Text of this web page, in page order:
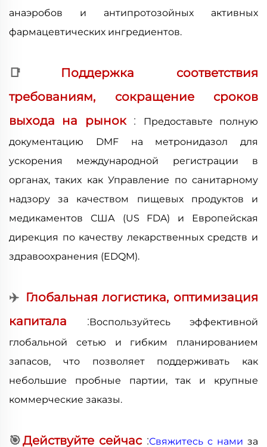
анаэробов и антипротозойных активных
фармацевтических ингредиентов.
📑
Поддержка соответствия
требованиям, сокращение сроков
выхода на рынок :
Предоставьте полную
документацию DMF на метронидазол для
ускорения международной регистрации в
органах, таких как Управление по санитарному
надзору за качеством пищевых продуктов и
медикаментов США (US FDA) и Европейская
дирекция по качеству лекарственных средств и
здравоохранения (EDQM).
✈ Глобальная логистика, оптимизация
капитала :Воспользуйтесь эффективной
глобальной сетью и гибким планированием
запасов, что позволяет поддерживать как
небольшие пробные партии, так и крупные
коммерческие заказы.
🎯Действуйте сейчас :Свяжитесь с нами за